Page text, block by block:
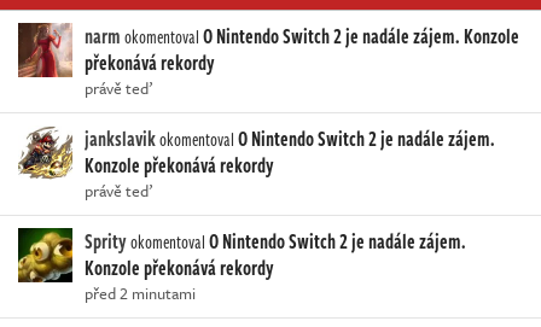
narmokomentovalO Nintendo Switch 2 je nadále zájem. Konzole
překonává rekordy
právě teď
jankslavikokomentovalO Nintendo Switch 2 je nadále zájem.
Konzole překonává rekordy
právě teď
SprityokomentovalO Nintendo Switch 2 je nadále zájem.
Konzole překonává rekordy
před 2 minutami